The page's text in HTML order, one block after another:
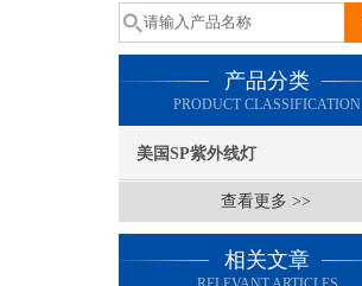
产品分类
PRODUCT CLASSIFICATION
美国SP紫外线灯
查看更多 >>
相关文章